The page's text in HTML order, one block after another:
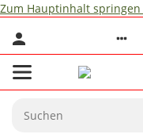
Zum Hauptinhalt springen